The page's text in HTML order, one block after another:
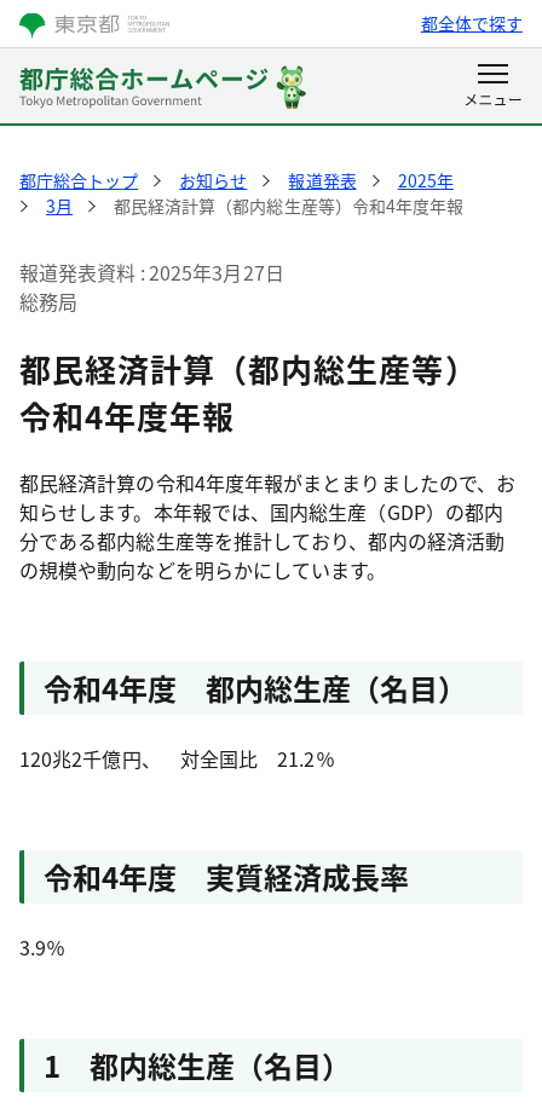
都全体で探す
都庁総合トップ お知らせ 報道発表
2025年
3月
都民経済計算（都内総生産等）令和4年度年報
報道発表資料 2025年3月27日
総務局
都民経済計算（都内総生産等）
令和4年度年報
都民経済計算の令和4年度年報がまとまりましたので、お
知らせします。本年報では、国内総生産（GDP）の都内
分である都内総生産等を推計しており、都内の経済活動
の規模や動向などを明らかにしています。
令和4年度 都内総生産（名目）
120兆2千億円、 対全国比 21.2％
令和4年度 実質経済成長率
3.9％
1 都内総生産（名目）